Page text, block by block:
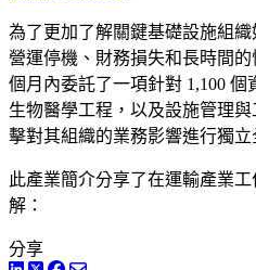
為了更加了解關鍵基礎設施組
營運停機、財務損失和長時間的
個月內委託了一項針對 1,100
生物醫學工程，以及設施管理
擊對其組織的業務影響進行獨立
此產業簡介分享了在運輸產業
解：
分享